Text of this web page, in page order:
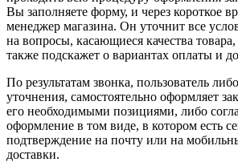
Вы заполняете форму, и через короткое
менеджер магазина. Он уточнит все
на вопросы, касающиеся качества
также подскажет о вариантах оплаты и
По результатам звонка, пользователь
уточнения, самостоятельно оформляет
его необходимыми позициями, либо
оформление в том виде, в котором есть
подтверждение на почту или на
доставки.